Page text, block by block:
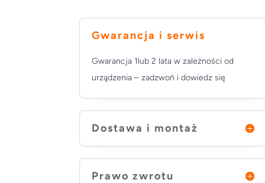
Gwarancja i serwis
Gwarancja 1lub 2 lata w zależności od
urządzenia – zadzwoń i dowiedz się
Dostawa i montaż
Prawo zwrotu